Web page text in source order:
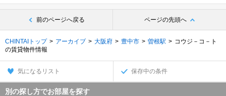
前のページへ戻る ページの先頭へ
CHINTAIトップ アーカイブ 大阪府 豊中市 曽根駅
コウジ－コ－ト
の賃貸物件情報
気になるリスト 保存中の条件
別の探し方でお部屋を探す